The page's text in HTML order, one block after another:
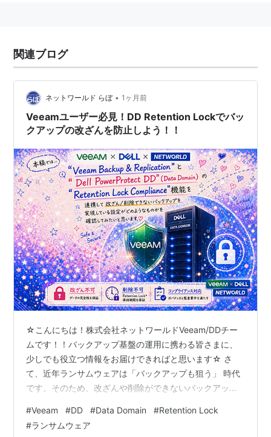
関連ブログ
ネットワールド らぼ • 1ヶ月前
Veeamユーザー必見！DD Retention Lockでバッ
クアップの改ざんを防止しよう！！
☆こんにちは！株式会社ネットワールドVeeam/DDチー
ムです！！バックアップ基盤の運用に携わる皆さまに、
少しでも役立つ情報をお届けできればと思います☆ さ
て、近年ランサムウェアは「バックアップも狙う」 時代
です。そのため、改ざんや削除ができないバックアップ
です。本稿では、”Veeam Backup & Replication”と”Dell
PowerProtect DD（Data Domain）の Retention Lock
#Veeam #DD #Data Domain #Retention Lock
#ランサムウェア